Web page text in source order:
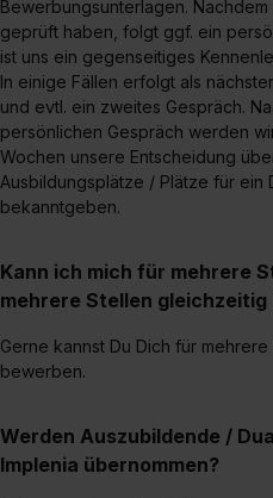
der Kategorien
Media und Marketing“
zur Übermittlung deiner
S. 1 lit. a) DS-GVO). Die
angemessenes
II). Du kannst die von dir
Wirkung für die Zukunft ganz
Einstellungen“ widerrufen.
einzelnen Cookies findest du
zeigen“. Weitere
Impressum.
Bewerbungsunterlagen.
geprüft haben, folgt ggf. ein
ist uns ein gegenseitiges
In einige Fällen erfolgt als
und evtl. ein zweites Gespräch.
persönlichen Gespräch werden
Wochen unsere Entscheidung
Ausbildungsplätze / Plätze für ein
bekanntgeben.
Kann ich mich für mehrere
mehrere Stellen gleichzeitig
Gerne kannst Du Dich für
bewerben.
Werden Auszubildende /
Implenia übernommen?